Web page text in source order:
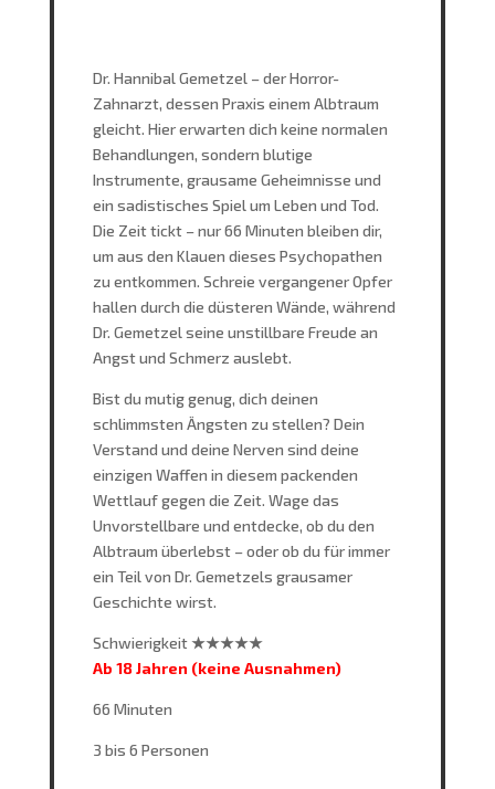
Dr. Hannibal Gemetzel – der Horror-
Zahnarzt, dessen Praxis einem Albtraum
gleicht. Hier erwarten dich keine normalen
Behandlungen, sondern blutige
Instrumente, grausame Geheimnisse und
ein sadistisches Spiel um Leben und Tod.
Die Zeit tickt – nur 66 Minuten bleiben dir,
um aus den Klauen dieses Psychopathen
zu entkommen. Schreie vergangener Opfer
hallen durch die düsteren Wände, während
Dr. Gemetzel seine unstillbare Freude an
Angst und Schmerz auslebt.
Bist du mutig genug, dich deinen
schlimmsten Ängsten zu stellen? Dein
Verstand und deine Nerven sind deine
einzigen Waffen in diesem packenden
Wettlauf gegen die Zeit. Wage das
Unvorstellbare und entdecke, ob du den
Albtraum überlebst – oder ob du für immer
ein Teil von Dr. Gemetzels grausamer
Geschichte wirst.
Schwierigkeit★★★★★
Ab 18 Jahren (keine Ausnahmen)
66 Minuten
3 bis 6 Personen